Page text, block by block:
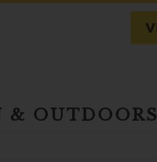
& OUTDOORS